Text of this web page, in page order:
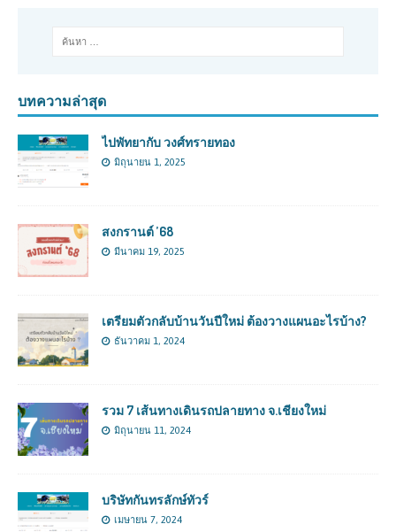
บทความล่าสุด
ไปพัทยากับ วงศ์ทรายทอง
มิถุนายน 1, 2025
สงกรานต์ ’68
มีนาคม 19, 2025
เตรียมตัวกลับบ้านวันปีใหม่ ต้องวางแผนอะไรบ้าง?
ธันวาคม 1, 2024
รวม 7 เส้นทางเดินรถปลายทาง จ.เชียงใหม่
มิถุนายน 11, 2024
บริษัทกันทรลักษ์ทัวร์
เมษายน 7, 2024